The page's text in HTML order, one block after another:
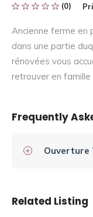
(0)
Ancienne ferme en
dans une partie
rénovées vous
retrouver en famille
Frequently
Ouverture
Related Listing